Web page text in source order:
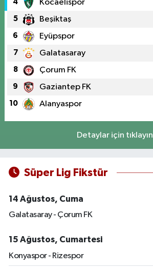
4 Kocaelispor
5 Beşiktaş
6 Eyüpspor
7 Galatasaray
8 Çorum FK
9 Gaziantep FK
10 Alanyaspor
Detaylar için tıklayın
Süper Lig Fikstür
14 Ağustos, Cuma
Galatasaray - Çorum FK
15 Ağustos, Cumartesi
Konyaspor - Rizespor